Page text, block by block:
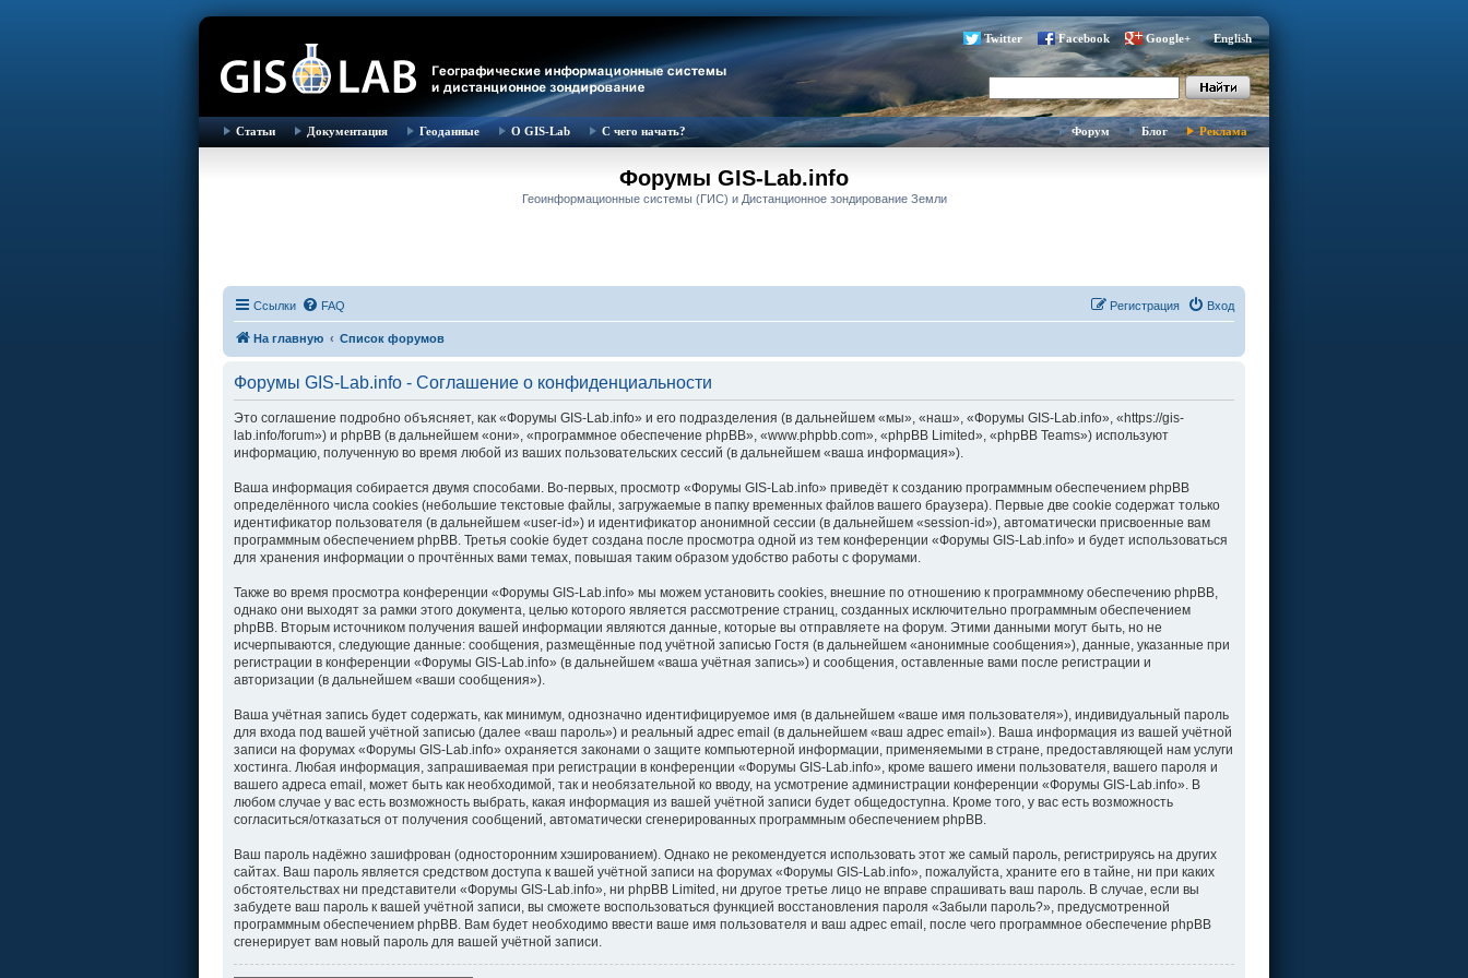
Twitter Facebook Google+ English
Статьи Документация Геоданные О GIS-Lab С чего начать? Форум Блог Реклама
Форумы GIS-Lab.info
Геоинформационные системы (ГИС) и Дистанционное зондирование Земли
Ссылки FAQ Вход
Регистрация
На главную Список форумов
Форумы GIS-Lab.info - Соглашение о конфиденциальности
Это соглашение подробно объясняет, как «Форумы GIS-Lab.info» и его подразделения (в дальнейшем «мы», «наш», «Форумы GIS-Lab.info», «https://gis-
lab.info/forum») и phpBB (в дальнейшем «они», «программное обеспечение phpBB», «www.phpbb.com», «phpBB Limited», «phpBB Teams») используют
информацию, полученную во время любой из ваших пользовательских сессий (в дальнейшем «ваша информация»).
Ваша информация собирается двумя способами. Во-первых, просмотр «Форумы GIS-Lab.info» приведёт к созданию программным обеспечением phpBB
определённого числа cookies (небольшие текстовые файлы, загружаемые в папку временных файлов вашего браузера). Первые две cookie содержат только
идентификатор пользователя (в дальнейшем «user-id») и идентификатор анонимной сессии (в дальнейшем «session-id»), автоматически присвоенные вам
программным обеспечением phpBB. Третья cookie будет создана после просмотра одной из тем конференции «Форумы GIS-Lab.info» и будет использоваться
для хранения информации о прочтённых вами темах, повышая таким образом удобство работы с форумами.
Также во время просмотра конференции «Форумы GIS-Lab.info» мы можем установить cookies, внешние по отношению к программному обеспечению phpBB,
однако они выходят за рамки этого документа, целью которого является рассмотрение страниц, созданных исключительно программным обеспечением
phpBB. Вторым источником получения вашей информации являются данные, которые вы отправляете на форум. Этими данными могут быть, но не
исчерпываются, следующие данные: сообщения, размещённые под учётной записью Гостя (в дальнейшем «анонимные сообщения»), данные, указанные при
регистрации в конференции «Форумы GIS-Lab.info» (в дальнейшем «ваша учётная запись») и сообщения, оставленные вами после регистрации и
авторизации (в дальнейшем «ваши сообщения»).
Ваша учётная запись будет содержать, как минимум, однозначно идентифицируемое имя (в дальнейшем «ваше имя пользователя»), индивидуальный пароль
для входа под вашей учётной записью (далее «ваш пароль») и реальный адрес email (в дальнейшем «ваш адрес email»). Ваша информация из вашей учётной
записи на форумах «Форумы GIS-Lab.info» охраняется законами о защите компьютерной информации, применяемыми в стране, предоставляющей нам услуги
хостинга. Любая информация, запрашиваемая при регистрации в конференции «Форумы GIS-Lab.info», кроме вашего имени пользователя, вашего пароля и
вашего адреса email, может быть как необходимой, так и необязательной ко вводу, на усмотрение администрации конференции «Форумы GIS-Lab.info». В
любом случае у вас есть возможность выбрать, какая информация из вашей учётной записи будет общедоступна. Кроме того, у вас есть возможность
согласиться/отказаться от получения сообщений, автоматически сгенерированных программным обеспечением phpBB.
Ваш пароль надёжно зашифрован (односторонним хэшированием). Однако не рекомендуется использовать этот же самый пароль, регистрируясь на других
сайтах. Ваш пароль является средством доступа к вашей учётной записи на форумах «Форумы GIS-Lab.info», пожалуйста, храните его в тайне, ни при каких
обстоятельствах ни представители «Форумы GIS-Lab.info», ни phpBB Limited, ни другое третье лицо не вправе спрашивать ваш пароль. В случае, если вы
забудете ваш пароль к вашей учётной записи, вы сможете воспользоваться функцией восстановления пароля «Забыли пароль?», предусмотренной
программным обеспечением phpBB. Вам будет необходимо ввести ваше имя пользователя и ваш адрес email, после чего программное обеспечение phpBB
сгенерирует вам новый пароль для вашей учётной записи.